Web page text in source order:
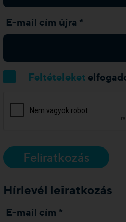
E-mail cím újra *
Feltételeket
Feliratkozás
Hírlevél leiratkozás
E-mail cím *